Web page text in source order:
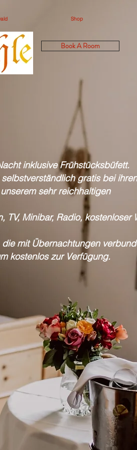
Shop
Book A Room
inklusive Frühstücksbüfett.
gratis bei
sehr reichhaltigen
TV, Minibar, Radio, kostenloser
mit Übernachtungen
kostenlos zur Verfügung.